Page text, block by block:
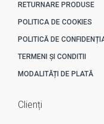
RETURNARE PRODUSE
POLITICA DE COOKIES
POLITICĂ DE
TERMENI ȘI CONDITII
MODALITĂȚI DE PLATĂ
Clienți